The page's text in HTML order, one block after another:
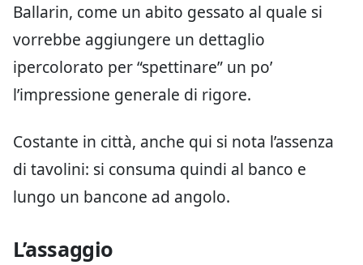
Ballarin, come un abito gessato al quale si
vorrebbe aggiungere un dettaglio
ipercolorato per “spettinare” un po’
l’impressione generale di rigore.
Costante in città, anche qui si nota l’assenza
di tavolini: si consuma quindi al banco e
lungo un bancone ad angolo.
L’assaggio